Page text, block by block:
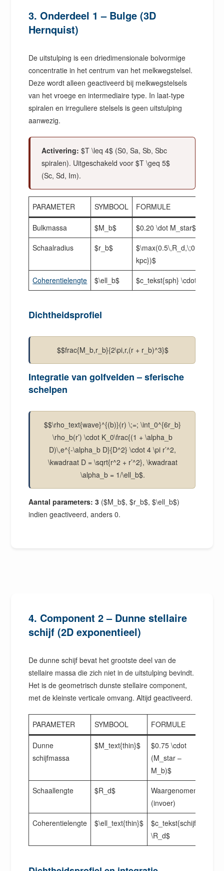
3. Onderdeel 1 – Bulge (3D
Hernquist)
De uitstulping is een driedimensionale bolvormige
concentratie in het centrum van het melkwegstelsel.
Deze wordt alleen geactiveerd bij melkwegstelsels
van het vroege en intermediaire type. In laat-type
spiralen en irreguliere stelsels is geen uitstulping
aanwezig.
Activering: $T \leq 4$ (S0, Sa, Sb, Sbc
spiralen). Uitgeschakeld voor $T \geq 5$
(Sc, Sd, Im).
PARAMETER SYMBOOL FORMULE
Bulkmassa $M_b$
$0.20 \dot M_star$
Schaalradius
$r_b$
$\max(0.5\,R_d,\;0.3\text{
kpc})$
Coherentielengte
$\ell_b$ $c_tekst{sph} \cdot r_b$
Dichtheidsprofiel
$$frac{M_b,r_b}{2\pi,r,(r + r_b)^3}$
Integratie van golfvelden – sferische
schelpen
$$\rho_text{wave}^{(b)}(r) \;=; \int_0^{6r_b}
\rho_b(r’) \cdot K_0\frac{(1 + \alpha_b
D)\,e^{-\alpha_b D}{D^2} \cdot 4 \pi r’^2,
\kwadraat D = \sqrt{r^2 + r’^2}, \kwadraat
\alpha_b = 1/\ell_b$.
Aantal parameters: 3 ($M_b$, $r_b$, $\ell_b$)
indien geactiveerd, anders 0.
4. Component 2 – Dunne stellaire
schijf (2D exponentieel)
De dunne schijf bevat het grootste deel van de
stellaire massa die zich niet in de uitstulping bevindt.
Het is de geometrisch dunste stellaire component,
met de kleinste verticale omvang. Altijd geactiveerd.
PARAMETER SYMBOOL FORMULE
Dunne
schijfmassa
$M_text{thin}$
$0.75 \cdot
(M_star –
M_b)$
Schaallengte
$R_d$
Waargenomen
(invoer)
Coherentielengte
$\ell_text{thin}$
$c_tekst{schijf}
\R_d$